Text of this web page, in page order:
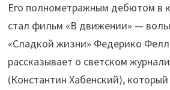
Его полнометражным дебютом в
стал фильм «В движении» —
«Сладкой жизни» Федерико
рассказывает о светском
(Константин Хабенский), который